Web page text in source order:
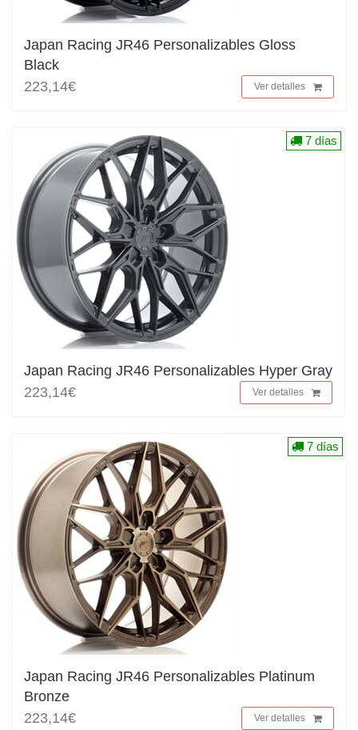
Japan Racing JR46 Personalizables Gloss
Black
223,14€
Ver detalles
Japan Racing JR46 Personalizables Hyper Gray
223,14€
Ver detalles
7 días
Japan Racing JR46 Personalizables Platinum
Bronze
223,14€
Ver detalles
7 días